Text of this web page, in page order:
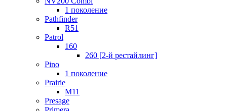
1 поколение
Pathfinder
R51
Patrol
160
260 [2-й рестайлинг]
Pino
1 поколение
Prairie
M11
Presage